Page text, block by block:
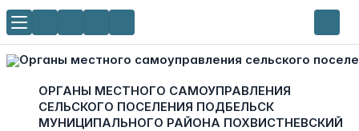
ОРГАНЫ МЕСТНОГО САМОУПРАВЛЕНИЯ
СЕЛЬСКОГО ПОСЕЛЕНИЯ ПОДБЕЛЬСК
МУНИЦИПАЛЬНОГО РАЙОНА ПОХВИСТНЕВСКИЙ